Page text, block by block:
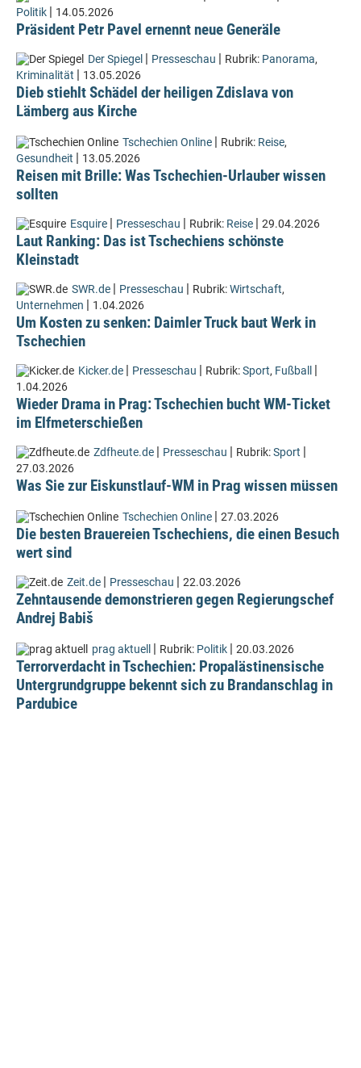
Politik | 14.05.2026
Präsident Petr Pavel ernennt neue Generäle
Der Spiegel | Presseschau | Rubrik: Panorama,
Kriminalität | 13.05.2026
Dieb stiehlt Schädel der heiligen Zdislava von
Lämberg aus Kirche
Tschechien Online | Rubrik: Reise,
Gesundheit | 13.05.2026
Reisen mit Brille: Was Tschechien-Urlauber wissen
sollten
Esquire | Presseschau | Rubrik: Reise | 29.04.2026
Laut Ranking: Das ist Tschechiens schönste
Kleinstadt
SWR.de | Presseschau | Rubrik:Wirtschaft,
Unternehmen | 1.04.2026
Um Kosten zu senken: Daimler Truck baut Werk in
Tschechien
Kicker.de | Presseschau | Rubrik:Sport, Fußball |
1.04.2026
Wieder Drama in Prag: Tschechien bucht WM-Ticket
im Elfmeterschießen
Zdfheute.de | Presseschau | Rubrik:Sport |
27.03.2026
Was Sie zur Eiskunstlauf-WM in Prag wissen müssen
Tschechien Online | 27.03.2026
Die besten Brauereien Tschechiens, die einen Besuch
wert sind
Zeit.de | Presseschau | 22.03.2026
Zehntausende demonstrieren gegen Regierungschef
Andrej Babiš
prag aktuell | Rubrik: Politik | 20.03.2026
Terrorverdacht in Tschechien: Propalästinensische
Untergrundgruppe bekennt sich zu Brandanschlag in
Pardubice